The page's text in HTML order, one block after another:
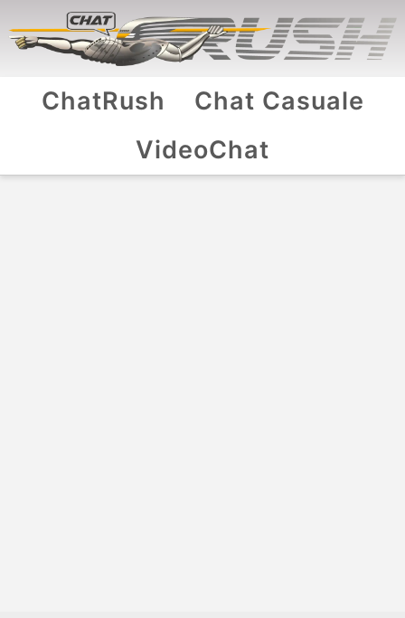
ChatRush
Chat Casuale
VideoChat